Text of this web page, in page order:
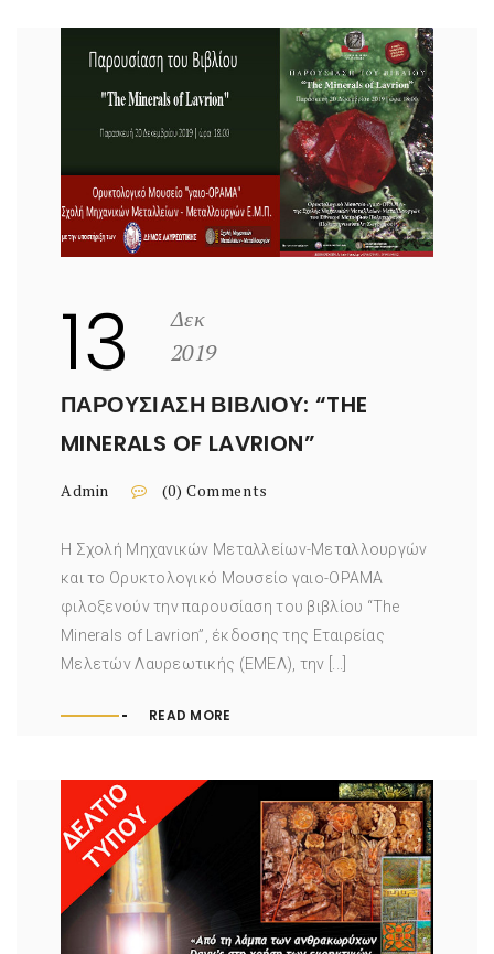
13
Δεκ
2019
ΠΑΡΟΥΣΊΑΣΗ ΒΙΒΛΊΟΥ: “THE
MINERALS OF LAVRION”
Admin (0) Comments
Η Σχολή Μηχανικών Μεταλλείων-Μεταλλουργών
και τo Ορυκτολογικό Μουσείο γαιο-ΟΡΑΜΑ
φιλοξενούν την παρουσίαση του βιβλίου “The
Minerals of Lavrion”, έκδοσης της Εταιρείας
Μελετών Λαυρεωτικής (ΕΜΕΛ), την [...]
READ MORE